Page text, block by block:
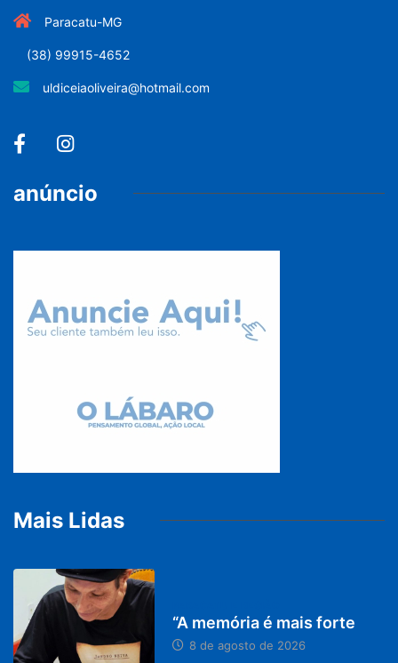
Paracatu-MG
(38) 99915-4652
uldiceiaoliveira@hotmail.com
anúncio
Mais Lidas
“A memória é mais forte
8 de agosto de 2026